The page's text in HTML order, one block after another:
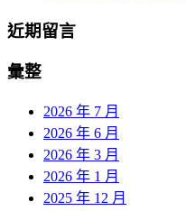
近期留言
彙整
2026 年 7 月
2026 年 6 月
2026 年 3 月
2026 年 1 月
2025 年 12 月